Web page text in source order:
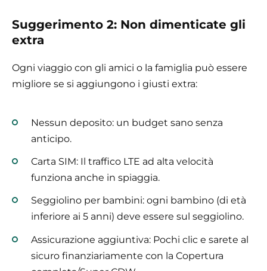
Suggerimento 2: Non dimenticate gli
extra
Ogni viaggio con gli amici o la famiglia può essere
migliore se si aggiungono i giusti extra:
Nessun deposito: un budget sano senza
anticipo.
Carta SIM: Il traffico LTE ad alta velocità
funziona anche in spiaggia.
Seggiolino per bambini: ogni bambino (di età
inferiore ai 5 anni) deve essere sul seggiolino.
Assicurazione aggiuntiva: Pochi clic e sarete al
sicuro finanziariamente con la Copertura